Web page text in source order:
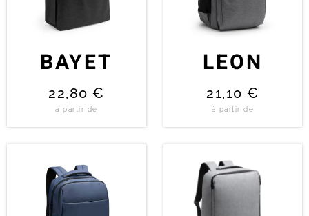
BAYET
22,80 €
à partir de
LEON
21,10 €
à partir de